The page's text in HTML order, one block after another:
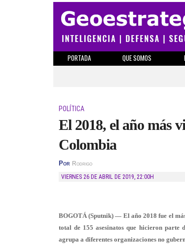
PORTADA QUE SOMOS
POLÍTICA
El 2018, el año más
Colombia
Por Rodrigo
VIERNES 26 DE ABRIL DE 2019, 22:00H
BOGOTÁ (Sputnik) — El año 2018 fue el
total de 155 asesinatos que hicieron parte
agrupa a diferentes organizaciones no